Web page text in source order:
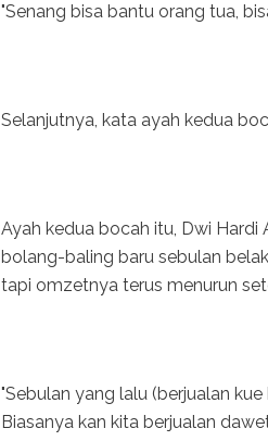
"Senang bisa bantu orang tua,
Selanjutnya, kata ayah kedua
Ayah kedua bocah itu, Dwi Hardi
bolang-baling baru sebulan
tapi omzetnya terus menurun
"Sebulan yang lalu (berjualan
Biasanya kan kita berjualan